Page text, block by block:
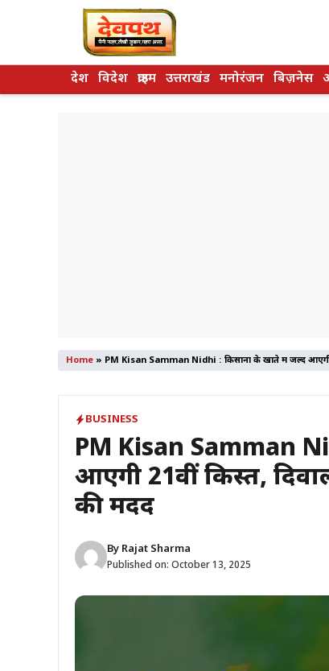
देश विदेश क्राइम उत्तराखंड मनोरंजन बिज़नेस
Home » PM Kisan Samman Nidhi : किसानों के खाते में जल्द आएगी
BUSINESS
PM Kisan Samman
आएगी 21वीं किस्त,
की मदद
By Rajat Sharma
Published on: October 13, 2025